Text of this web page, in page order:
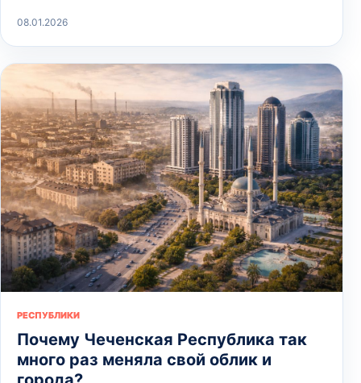
08.01.2026
РЕСПУБЛИКИ
Почему Чеченская Республика так
много раз меняла свой облик и